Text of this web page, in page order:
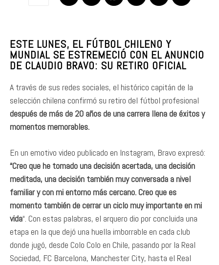
ESTE LUNES, EL FÚTBOL CHILENO Y
MUNDIAL SE ESTREMECIÓ CON EL ANUNCIO
DE CLAUDIO BRAVO: SU RETIRO OFICIAL
A través de sus redes sociales, el histórico capitán de la
selección chilena confirmó su retiro del fútbol profesional
después de más de 20 años de una carrera llena de éxitos y
momentos memorables.
En un emotivo video publicado en Instagram, Bravo expresó:
“Creo que he tomado una decisión acertada, una decisión
meditada, una decisión también muy conversada a nivel
familiar y con mi entorno más cercano. Creo que es
momento también de cerrar un ciclo muy importante en mi
vida“. Con estas palabras, el arquero dio por concluida una
etapa en la que dejó una huella imborrable en cada club
donde jugó, desde Colo Colo en Chile, pasando por la Real
Sociedad, FC Barcelona, Manchester City, hasta el Real